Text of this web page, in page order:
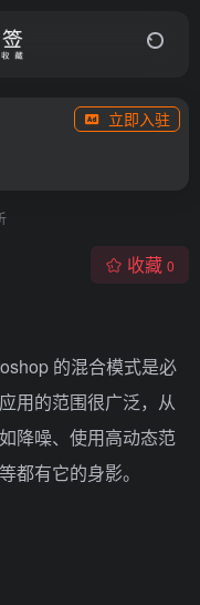
立即入驻
收藏 0
的混合模式是必
用的范围很广泛，从
降噪、使用高动态范
都有它的身影。